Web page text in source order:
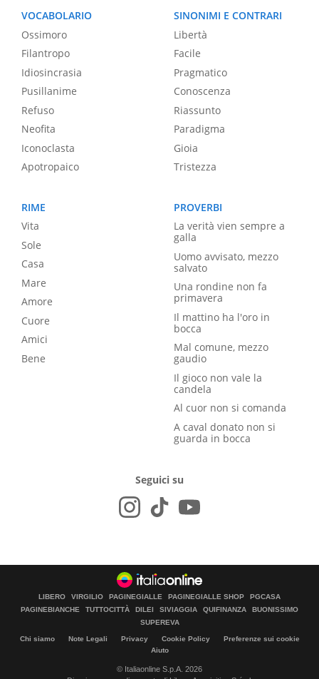
VOCABOLARIO
Ossimoro
Filantropo
Idiosincrasia
Pusillanime
Refuso
Neofita
Iconoclasta
Apotropaico
SINONIMI E CONTRARI
Libertà
Facile
Pragmatico
Conoscenza
Riassunto
Paradigma
Gioia
Tristezza
RIME
Vita
Sole
Casa
Mare
Amore
Cuore
Amici
Bene
PROVERBI
La verità vien sempre a
galla
Uomo avvisato, mezzo
salvato
Una rondine non fa
primavera
Il mattino ha l'oro in
bocca
Mal comune, mezzo
gaudio
Il gioco non vale la
candela
Al cuor non si comanda
A caval donato non si
guarda in bocca
Seguici su
LIBERO VIRGILIO PAGINEGIALLE PAGINEGIALLE SHOP
PGCASA
PAGINEBIANCHE
TUTTOCITTÀ DILEI SIVIAGGIA QUIFINANZA
BUONISSIMO
SUPEREVA
Chi siamo Note Legali Privacy Cookie Policy
Preferenze sui cookie
Aiuto
© Italiaonline S.p.A. 2026